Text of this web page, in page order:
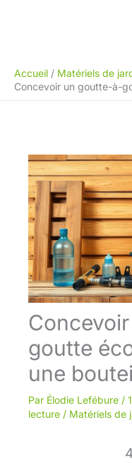
Accueil
Matériels de
Concevoir un goutte-à-
goutte
une
Par Élodie Lefébure /
lecture / Matériels de